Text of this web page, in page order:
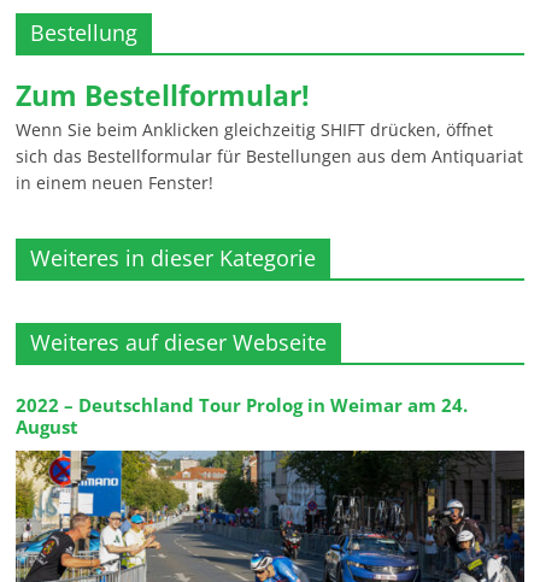
Bestellung
Zum Bestellformular!
Wenn Sie beim Anklicken gleichzeitig SHIFT drücken, öffnet
sich das Bestellformular für Bestellungen aus dem Antiquariat
in einem neuen Fenster!
Weiteres in dieser Kategorie
Weiteres auf dieser Webseite
2022 – Deutschland Tour Prolog in Weimar am 24.
August